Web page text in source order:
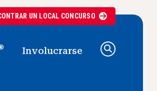
UN LOCAL CONCURSO
Involucrarse